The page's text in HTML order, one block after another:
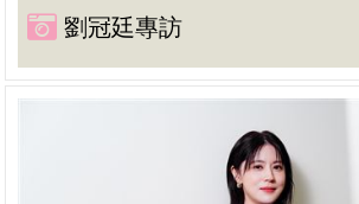
劉冠廷專訪